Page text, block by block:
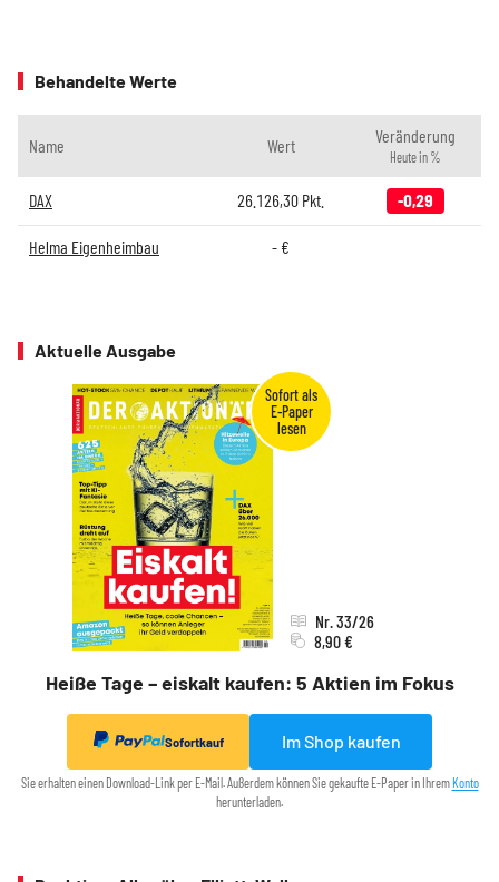
Behandelte Werte
Name Wert Veränderung
Heute in %
DAX 26.126,30 Pkt. -0,29
Helma Eigenheimbau - €
Aktuelle Ausgabe
Heiße Tage – eiskalt kaufen: 5 Aktien im Fokus
Nr. 33/26
8,90 €
Sofortkauf Im Shop kaufen
Sie erhalten einen Download-Link per E-Mail. Außerdem können Sie gekaufte E-Paper in Ihrem Konto
herunterladen.